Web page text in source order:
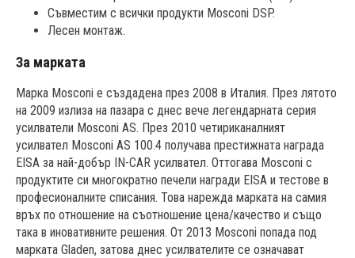
Съвместим с всички продукти Mosconi DSP.
Лесен монтаж.
За марката
Марка Mosconi е създадена през 2008 в Италия. През лятото
на 2009 излиза на пазара с днес вече легендарната серия
усилватели Mosconi AS. През 2010 четириканалният
усилвател Mosconi AS 100.4 получава престижната награда
EISA за най-добър IN-CAR усилвател. Оттогава Mosconi с
продуктите си многократно печели награди EISA и тестове в
професионалните списания. Това нарежда марката на самия
връх по отношение на съотношение цена/качество и също
така в иновативните решения. От 2013 Mosconi попада под
марката Gladen, затова днес усилвателите се означават